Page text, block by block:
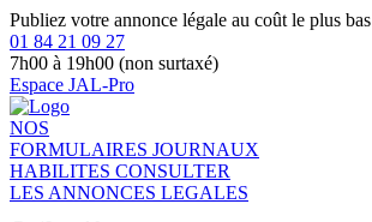
Publiez votre annonce légale au coût le plus bas
01 84 21 09 27
7h00 à 19h00 (non surtaxé)
Espace JAL-Pro
NOS
FORMULAIRES JOURNAUX
HABILITES CONSULTER
LES ANNONCES LEGALES